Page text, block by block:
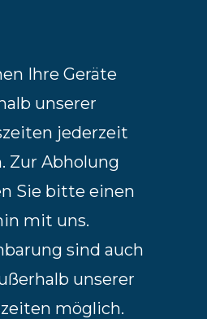
Ihre Geräte
unserer
jederzeit
Zur Abholung
Sie bitte einen
mit uns.
sind auch
unserer
möglich.